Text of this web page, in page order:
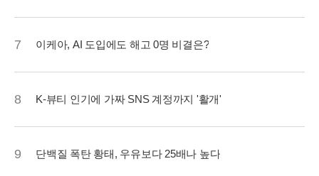
7 이케아, AI 도입에도 해고 0명 비결은?
8 K-뷰티 인기에 가짜 SNS 계정까지 '활개'
9 단백질 폭탄 황태, 우유보다 25배나 높다